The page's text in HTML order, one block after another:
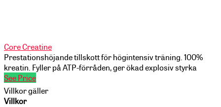
Core Creatine
Prestationshöjande tillskott för högintensiv träning. 100%
kreatin. Fyller på ATP-förråden, ger ökad explosiv styrka
See Price
Villkor gäller
Villkor